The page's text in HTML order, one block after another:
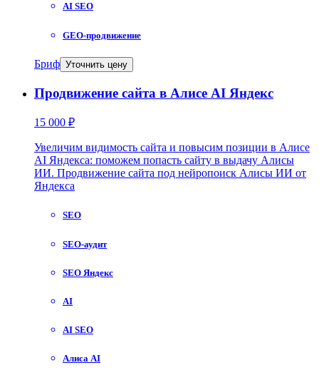
AI SEO
GEO-продвижение
Бриф Уточнить цену
Продвижение сайта в Алисе AI Яндекс
15 000 ₽
Увеличим видимость сайта и повысим позиции в Алисе
AI Яндекса: поможем попасть сайту в выдачу Алисы
ИИ. Продвижение сайта под нейропоиск Алисы ИИ от
Яндекса
SEO
SEO-аудит
SEO Яндекс
AI
AI SEO
Алиса AI